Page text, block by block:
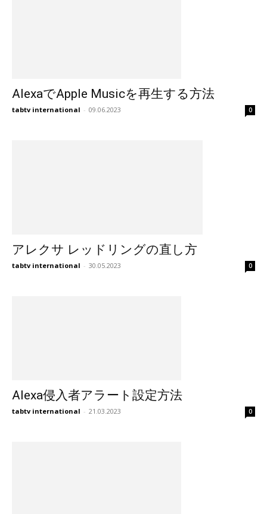
AlexaでApple Musicを再生する方法
tabtv international - 09.06.2023 0
アレクサ レッドリングの直し方
tabtv international - 30.05.2023 0
Alexa侵入者アラート設定方法
tabtv international - 21.03.2023 0